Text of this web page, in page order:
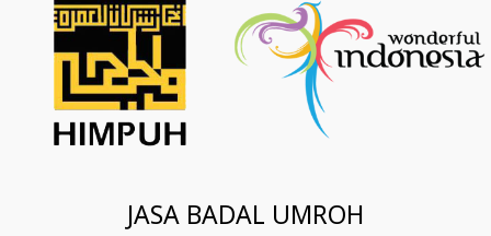
JASA BADAL UMROH